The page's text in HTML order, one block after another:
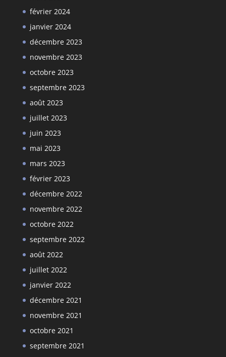
février 2024
janvier 2024
décembre 2023
novembre 2023
octobre 2023
septembre 2023
août 2023
juillet 2023
juin 2023
mai 2023
mars 2023
février 2023
décembre 2022
novembre 2022
octobre 2022
septembre 2022
août 2022
juillet 2022
janvier 2022
décembre 2021
novembre 2021
octobre 2021
septembre 2021